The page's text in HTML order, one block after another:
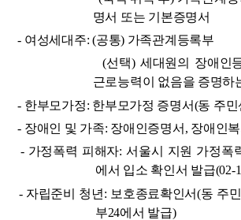
명서 또는 기본증명서
- 여성세대주: (공통) 가족관계등록부
(선택) 세대원의 장애인
근로능력이 없음을 증명하
- 한부모가정: 한부모가정 증명서(동 주
- 장애인 및 가족: 장애인증명서 , 장애인
- 가정폭력 피해자: 서울시 지원 가정폭
에서 입소 확인서 발급(02-
- 자립준비 청년 : 보호종료확인서(동 주
부24에서 발급)